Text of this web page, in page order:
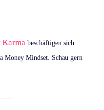
Karma beschäftigen sich
Money Mindset. Schau gern